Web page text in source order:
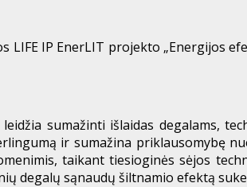
IP EnerLIT projekto „Energijos
sumažinti išlaidas degalams,
ir sumažina priklausomybę
taikant tiesioginės sėjos
degalų sąnaudų šiltnamio efektą